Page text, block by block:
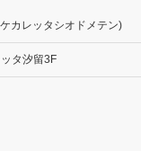
カレッタシオドメテン)
タ汐留3F